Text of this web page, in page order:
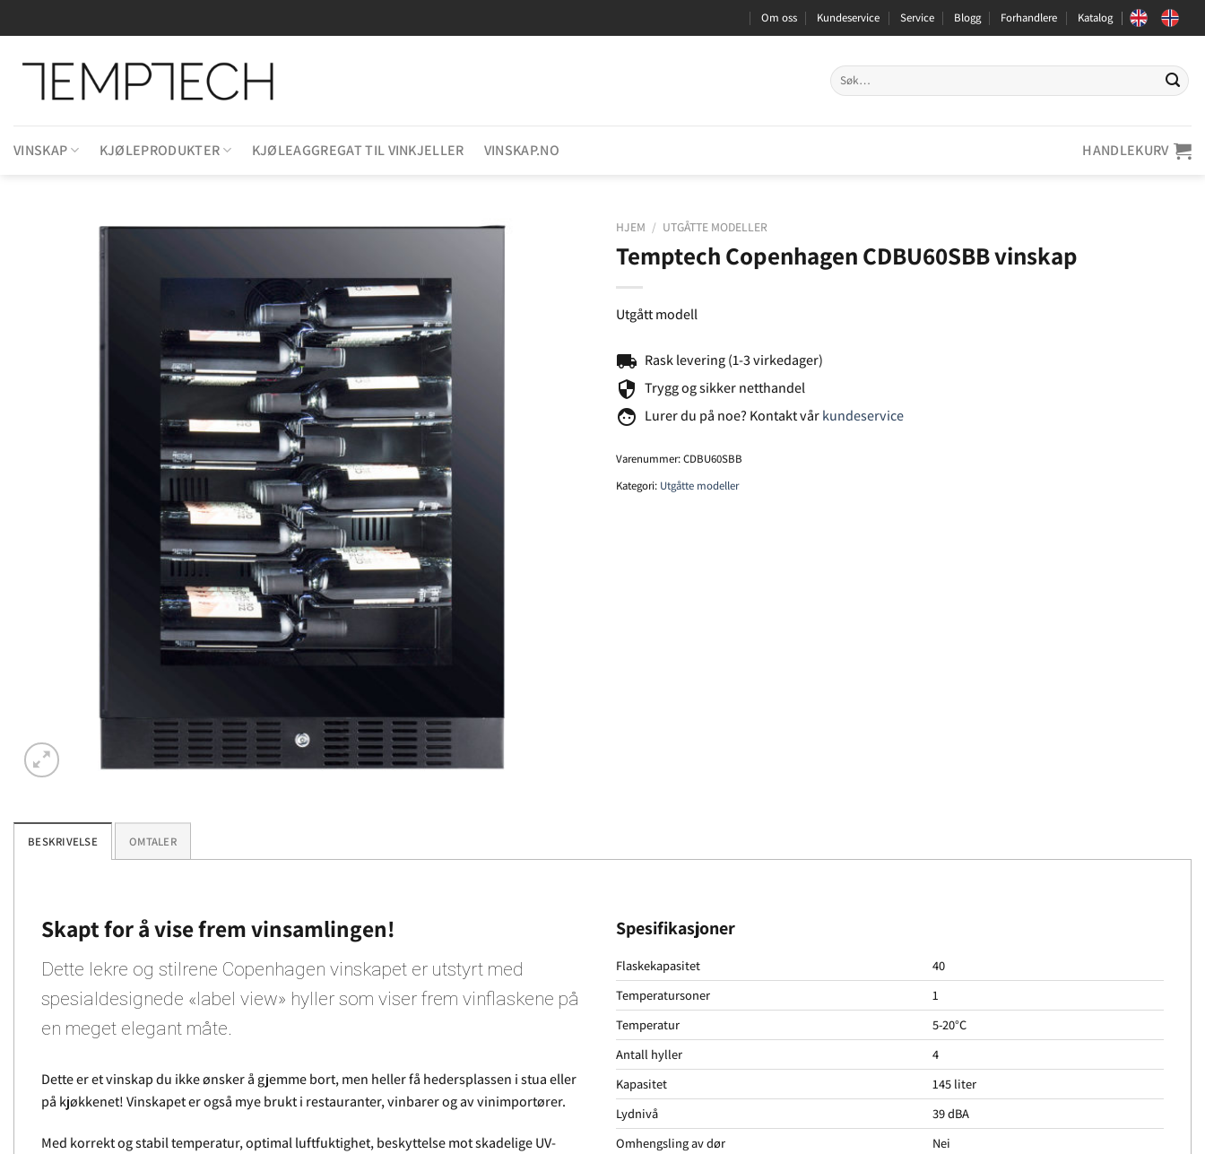
to
Om oss Kundeservice Service Blogg Forhandlere Katalog
Søk
etter:
VINSKAP KJØLEPRODUKTER KJØLEAGGREGAT TIL VINKJELLER VINSKAP.NO HANDLEKURV
HJEM / UTGÅTTE MODELLER
Temptech Copenhagen CDBU60SBB vinskap
Utgått modell
local_shipping Rask levering (1-3 virkedager)
security Trygg og sikker netthandel
face Lurer du på noe? Kontakt vårkundeservice
Varenummer:CDBU60SBB
Kategori: Utgåtte modeller
BESKRIVELSE OMTALER
Skapt for å vise frem vinsamlingen!
Dette lekre og stilrene Copenhagen vinskapet er utstyrt med
spesialdesignede «label view» hyller som viser frem vinflaskene på
en meget elegant måte.
Dette er et vinskap du ikke ønsker å gjemme bort, men heller få hedersplassen i stua eller
på kjøkkenet! Vinskapet er også mye brukt i restauranter, vinbarer og av vinimportører.
Med korrekt og stabil temperatur, optimal luftfuktighet, beskyttelse mot skadelige UV-
Spesifikasjoner
Flaskekapasitet
40
Temperatursoner
1
Temperatur
5-20°C
Antall hyller
4
Kapasitet
145 liter
Lydnivå
39 dBA
Omhengsling av dør
Nei